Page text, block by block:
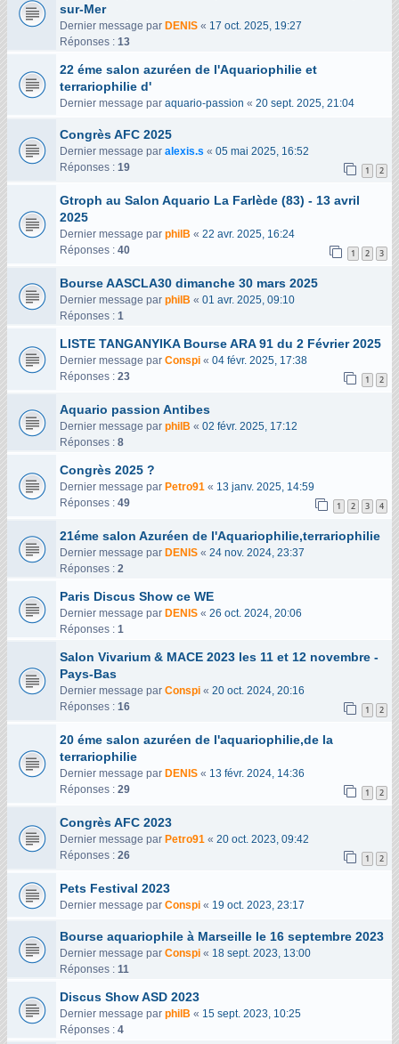
sur-Mer
Dernier message par DENIS « 17 oct. 2025, 19:27
Réponses : 13
22 éme salon azuréen de l'Aquariophilie et
terrariophilie d'
Dernier message par aquario-passion « 20 sept. 2025, 21:04
Congrès AFC 2025
Dernier message par alexis.s « 05 mai 2025, 16:52
Réponses : 19 1 2
Gtroph au Salon Aquario La Farlède (83) - 13 avril
2025
Dernier message par philB « 22 avr. 2025, 16:24
Réponses : 40 1 2 3
Bourse AASCLA30 dimanche 30 mars 2025
Dernier message par philB « 01 avr. 2025, 09:10
Réponses : 1
LISTE TANGANYIKA Bourse ARA 91 du 2 Février 2025
Dernier message par Conspi « 04 févr. 2025, 17:38
Réponses : 23 1 2
Aquario passion Antibes
Dernier message par philB « 02 févr. 2025, 17:12
Réponses : 8
Congrès 2025 ?
Dernier message par Petro91 « 13 janv. 2025, 14:59
Réponses : 49 1 2 3 4
21éme salon Azuréen de l'Aquariophilie,terrariophilie
Dernier message par DENIS « 24 nov. 2024, 23:37
Réponses : 2
Paris Discus Show ce WE
Dernier message par DENIS « 26 oct. 2024, 20:06
Réponses : 1
Salon Vivarium & MACE 2023 les 11 et 12 novembre -
Pays-Bas
Dernier message par Conspi « 20 oct. 2024, 20:16
Réponses : 16 1 2
20 éme salon azuréen de l'aquariophilie,de la
terrariophilie
Dernier message par DENIS « 13 févr. 2024, 14:36
Réponses : 29 1 2
Congrès AFC 2023
Dernier message par Petro91 « 20 oct. 2023, 09:42
Réponses : 26 1 2
Pets Festival 2023
Dernier message par Conspi « 19 oct. 2023, 23:17
Bourse aquariophile à Marseille le 16 septembre 2023
Dernier message par Conspi « 18 sept. 2023, 13:00
Réponses : 11
Discus Show ASD 2023
Dernier message par philB « 15 sept. 2023, 10:25
Réponses : 4